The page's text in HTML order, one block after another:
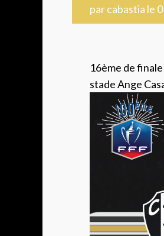
par cabastia le
16ème de
stade Ange